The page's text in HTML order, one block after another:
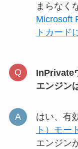
まらなく
Microsoft
トカード
InPrivate
エンジン
はい、有
ト）モー
エンジン